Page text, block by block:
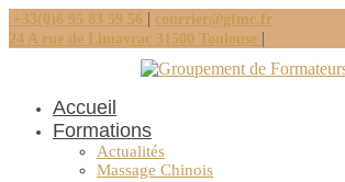
+33(0)6 95 83 59 56 | courrier@gfmc.fr
24 A rue de Limayrac 31500 Toulouse |
Accueil
Formations
Actualités
Massage Chinois